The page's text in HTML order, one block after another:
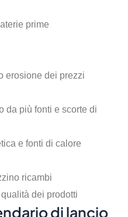
prime
erosione dei prezzi
da più fonti e scorte di
e fonti di calore
ricambi
dei prodotti
di lancio